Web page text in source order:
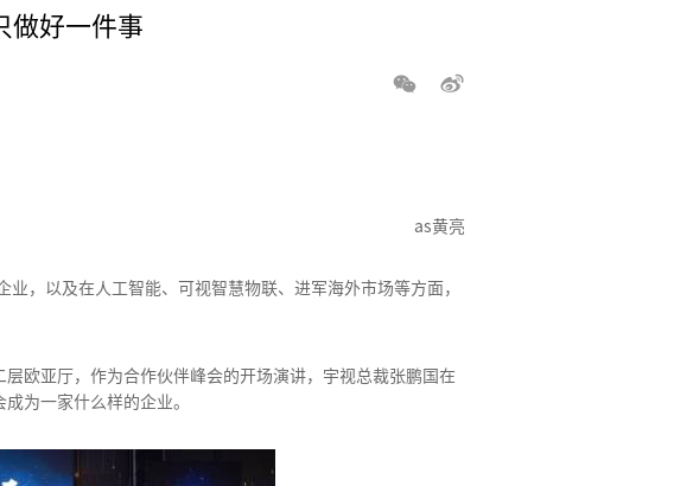
做好一件事
as黄亮
，以及在人工智能、可视智慧物联、进军海外市场等方面，
欧亚厅，作为合作伙伴峰会的开场演讲，宇视总裁张鹏国在
为一家什么样的企业。